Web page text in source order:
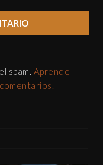
spam. Aprende